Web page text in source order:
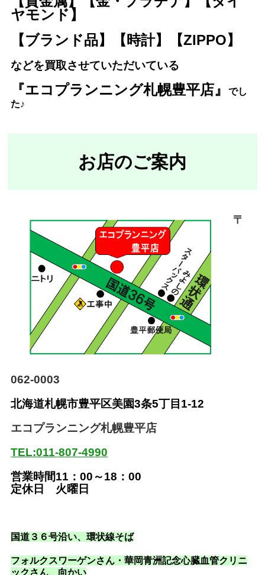
ヤモンド】
【ブランド品】【時計】【ZIPPO】
などを買取させていただいている
『エコプランニング札幌豊平店』でし
た♪
お店のご案内
〒
062-0003
北海道札幌市豊平区美園3条5丁目1-12
エコプランニング札幌豊平店
TEL:011-807-4990
営業時間11：00～18：00
定休日 火曜日
国道３６号沿い、環状線そば
フォルクスワーゲンさん・華岡青洲記念心臓血管クリニ
ックさん 向かい